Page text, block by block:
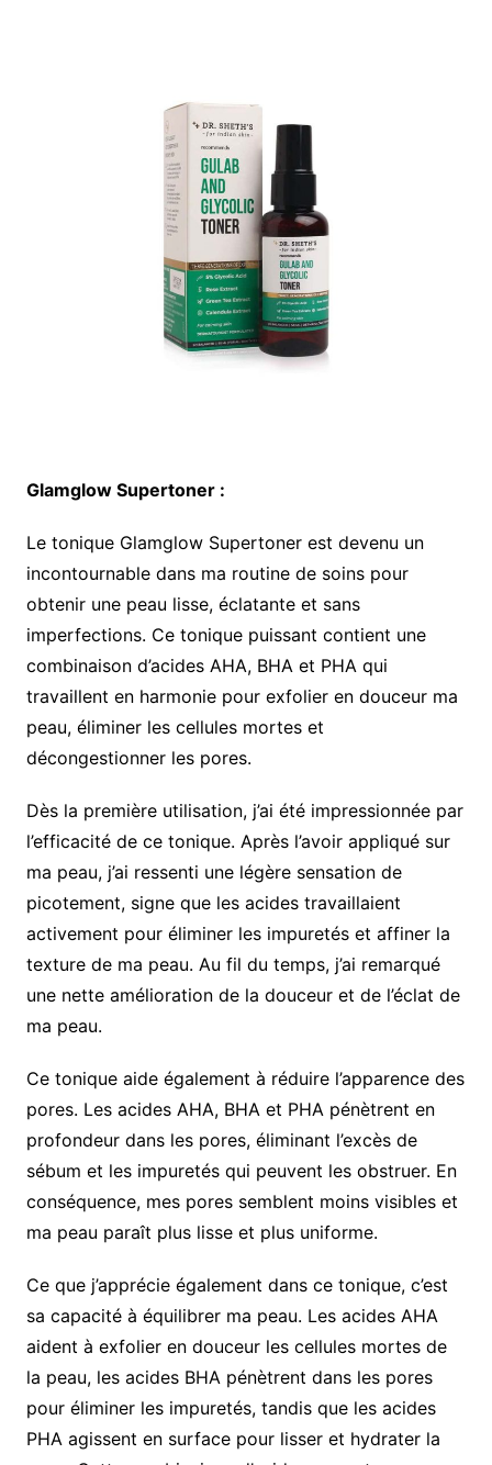
Glamglow Supertoner :
Le tonique Glamglow Supertoner est devenu un
incontournable dans ma routine de soins pour
obtenir une peau lisse, éclatante et sans
imperfections. Ce tonique puissant contient une
combinaison d’acides AHA, BHA et PHA qui
travaillent en harmonie pour exfolier en douceur ma
peau, éliminer les cellules mortes et
décongestionner les pores.
Dès la première utilisation, j’ai été impressionnée par
l’efficacité de ce tonique. Après l’avoir appliqué sur
ma peau, j’ai ressenti une légère sensation de
picotement, signe que les acides travaillaient
activement pour éliminer les impuretés et affiner la
texture de ma peau. Au fil du temps, j’ai remarqué
une nette amélioration de la douceur et de l’éclat de
ma peau.
Ce tonique aide également à réduire l’apparence des
pores. Les acides AHA, BHA et PHA pénètrent en
profondeur dans les pores, éliminant l’excès de
sébum et les impuretés qui peuvent les obstruer. En
conséquence, mes pores semblent moins visibles et
ma peau paraît plus lisse et plus uniforme.
Ce que j’apprécie également dans ce tonique, c’est
sa capacité à équilibrer ma peau. Les acides AHA
aident à exfolier en douceur les cellules mortes de
la peau, les acides BHA pénètrent dans les pores
pour éliminer les impuretés, tandis que les acides
PHA agissent en surface pour lisser et hydrater la